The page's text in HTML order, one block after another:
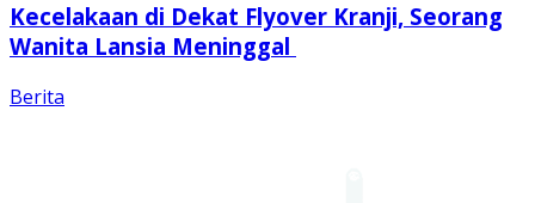
Kecelakaan di Dekat Flyover Kranji, Seorang
Wanita Lansia Meninggal
Berita